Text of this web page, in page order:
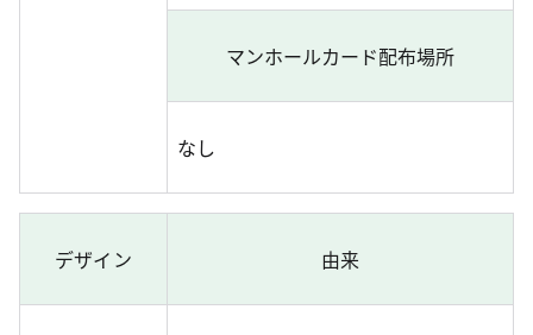
マンホールカード配布場所
なし
デザイン 由来